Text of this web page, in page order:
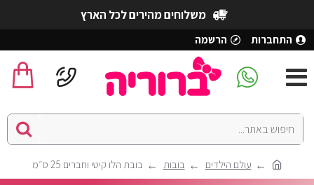
משלוחים מהירים לכל הארץ
התחברות הרשמה
עולם הילדים בובות בובת הלו קיטי וחברים 25 ס״מ